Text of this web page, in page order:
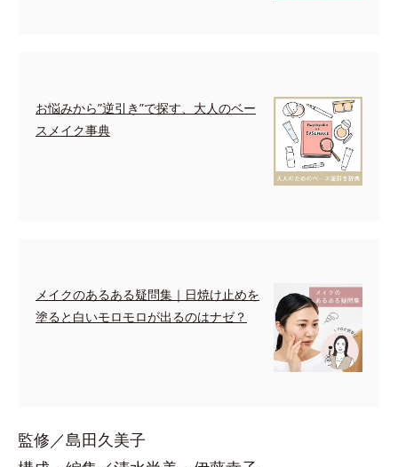
お悩みから”逆引き”で探す、大人のベー
スメイク事典
メイクのあるある疑問集｜日焼け止めを
塗ると白いモロモロが出るのはナゼ？
監修／島田久美子